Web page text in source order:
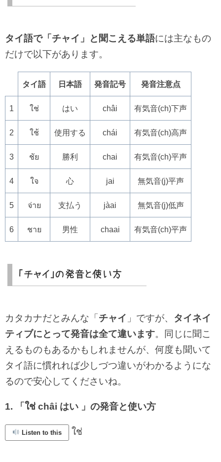
タイ語で「チャイ」と聞こえる単語には主なもの
だけで以下があります。
タイ語 日本語 発音記号 発音注意点
1 ใช่ はい châi 有気音(ch)下声
2 ใช้ 使用する chái 有気音(ch)高声
3 ชัย 勝利 chai 有気音(ch)平声
4 ใจ 心 jai 無気音(j)平声
5 จ่าย 支払う jàai 無気音(j)低声
6 ชาย 男性 chaai 有気音(ch)平声
「チャイ」の発音と使い方
カタカナだとみんな「 チャイ 」ですが、 タイネイ
ティブにとって発音は全て違います。同じに聞こ
えるものもあるかもしれませんが、何度も聞いて
タイ語に慣れれば少しづつ違いがわかるようにな
るので安心してくださいね。
1. 「ใช่ châi はい 」の発音と使い方
Listen to this ใช่